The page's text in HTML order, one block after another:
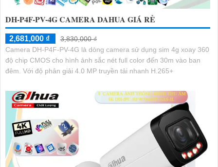
DH-P4F-PV-4G CAMERA DAHUA GIÁ RẺ
2,681,000 ₫
3,830,000 ₫
Camera DH-P4F-PV-4G là dòng camera sử dụng sim 4g xoay 360
độ chip CMOS cho hình ảnh sắc nét full color đến 30m vào ban
đêm. Với độ phân giải 4.0 MP truyền tải nhanh H.265+